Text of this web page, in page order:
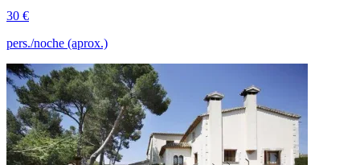
30 €
pers./noche (aprox.)